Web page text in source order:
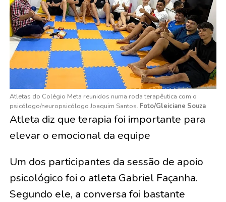
Atletas do Colégio Meta reunidos numa roda terapêutica com o
psicólogo/neuropsicólogo Joaquim Santos. Foto/Gleiciane Souza
Atleta diz que terapia foi importante para
elevar o emocional da equipe
Um dos participantes da sessão de apoio
psicológico foi o atleta Gabriel Façanha.
Segundo ele, a conversa foi bastante